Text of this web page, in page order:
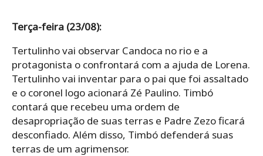
Terça-feira (23/08):
Tertulinho vai observar Candoca no rio e a
protagonista o confrontará com a ajuda de Lorena.
Tertulinho vai inventar para o pai que foi assaltado
e o coronel logo acionará Zé Paulino. Timbó
contará que recebeu uma ordem de
desapropriação de suas terras e Padre Zezo ficará
desconfiado. Além disso, Timbó defenderá suas
terras de um agrimensor.